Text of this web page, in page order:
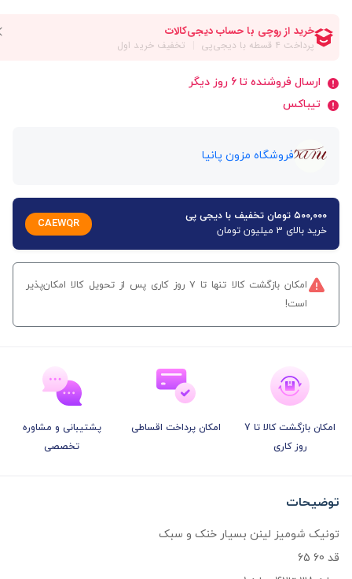
ارسال فروشنده تا 6 روز دیگر
تیباکس
فروشگاه مزون پانیا
۵۰۰,۰۰۰ تومان تخفیف با دیجی پی
خرید بالای 3 میلیون تومان
CAEWQR
امکان بازگشت کالا تنها تا ۷ روز کاری پس از تحویل کالا امکان‌پذیر
است!
امکان بازگشت کالا تا 7
روز کاری
امکان پرداخت اقساطی
پشتیبانی و مشاوره
تخصصی
توضیحات
تونیک شومیز لینن بسیار خنک و سبک
قد 60 65